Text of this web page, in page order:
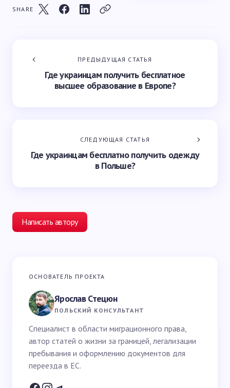
SHARE
ПРЕДЫДУЩАЯ СТАТЬЯ
Где украинцам получить бесплатное
высшее образование в Европе?
СЛЕДУЮЩАЯ СТАТЬЯ
Где украинцам бесплатно получить одежду
в Польше?
Написать автору
Ваш адрес email не будет опубликован.
Ваше имя *
Email *
ОСНОВАТЕЛЬ ПРОЕКТА
Ярослав Стецюн
ПОЛЬСКИЙ КОНСУЛЬТАНТ
Специалист в области миграционного права,
автор статей о жизни за границей, легализации
пребывания и оформлению документов для
переезда в ЕС.